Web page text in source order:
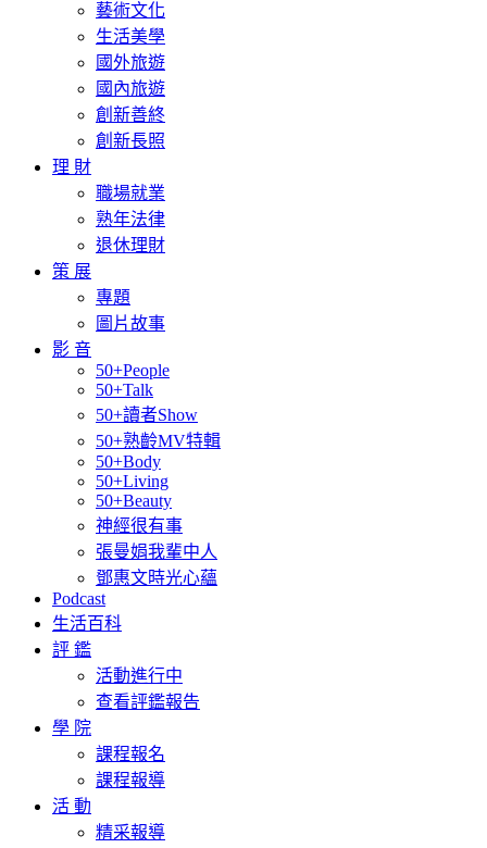
藝術文化
生活美學
國外旅遊
國內旅遊
創新善終
創新長照
理 財
職場就業
熟年法律
退休理財
策 展
專題
圖片故事
影 音
50+People
50+Talk
50+讀者Show
50+熟齡MV特輯
50+Body
50+Living
50+Beauty
神經很有事
張曼娟我輩中人
鄧惠文時光心蘊
Podcast
生活百科
評 鑑
活動進行中
查看評鑑報告
學 院
課程報名
課程報導
活 動
精采報導